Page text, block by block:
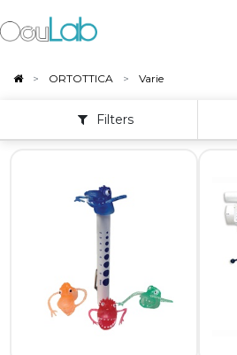
ORTOTTICA Varie
Filters